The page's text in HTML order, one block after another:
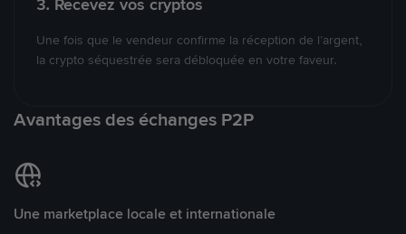
3. Recevez vos cryptos
Une fois que le vendeur confirme la réception de l’argent,
la crypto séquestrée sera débloquée en votre faveur.
Avantages des échanges P2P
Une marketplace locale et internationale